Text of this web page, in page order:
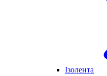
Ізолента